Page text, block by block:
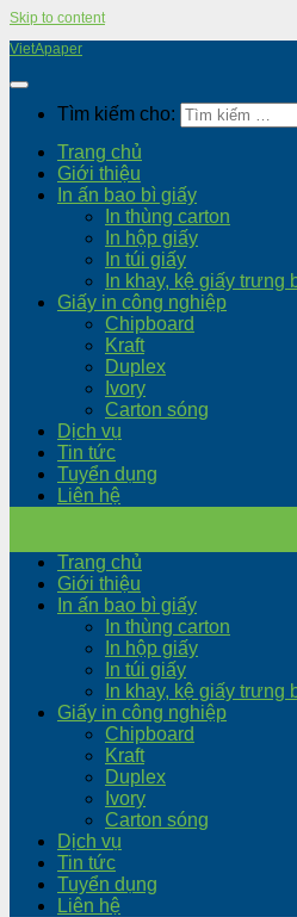
Skip to content
VietApaper
Tìm kiếm cho:
Trang chủ
Giới thiệu
In ấn bao bì giấy
In thùng carton
In hộp giấy
In túi giấy
In khay, kệ giấy trưng
Giấy in công nghiệp
Chipboard
Kraft
Duplex
Ivory
Carton sóng
Dịch vụ
Tin tức
Tuyển dụng
Liên hệ
Trang chủ
Giới thiệu
In ấn bao bì giấy
In thùng carton
In hộp giấy
In túi giấy
In khay, kệ giấy trưng
Giấy in công nghiệp
Chipboard
Kraft
Duplex
Ivory
Carton sóng
Dịch vụ
Tin tức
Tuyển dụng
Liên hệ